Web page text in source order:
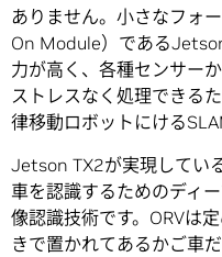
ありません。小さなフォ
On Module）である
力が高く、各種センサー
ストレスなく処理できる
律移動ロボットにける
Jetson TX2が実現してい
車を認識するためのディ
像認識技術です。ORVは
きで置かれてあるかご車